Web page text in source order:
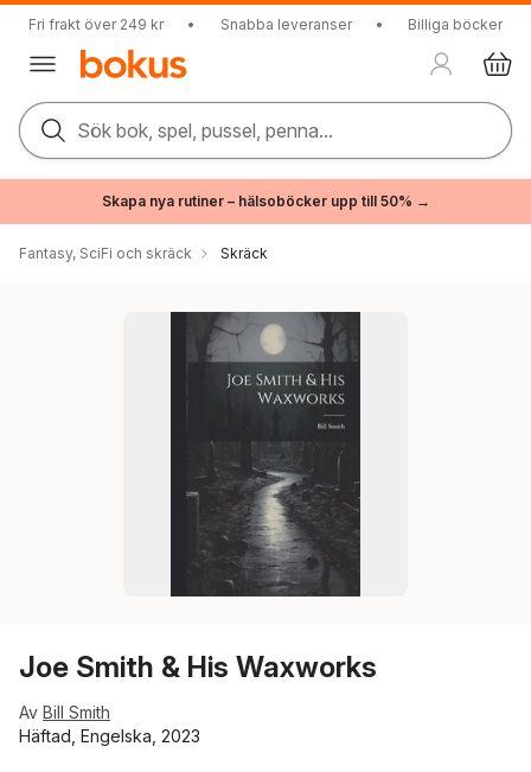
Fri frakt över 249 kr • Snabba leveranser • Billiga böcker
Sök bok, spel, pussel, penna...
Skapa nya rutiner – hälsoböcker upp till 50% →
Fantasy, SciFi och skräck Skräck
Joe Smith & His Waxworks
Av Bill Smith
Häftad, Engelska, 2023